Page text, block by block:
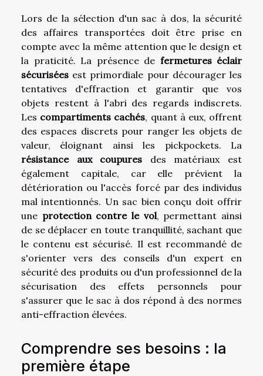
Lors de la sélection d'un sac à dos, la sécurité
des affaires transportées doit être prise en
compte avec la même attention que le design et
la praticité. La présence de fermetures éclair
sécurisées est primordiale pour décourager les
tentatives d'effraction et garantir que vos
objets restent à l'abri des regards indiscrets.
Les compartiments cachés, quant à eux, offrent
des espaces discrets pour ranger les objets de
valeur, éloignant ainsi les pickpockets. La
résistance aux coupures des matériaux est
également capitale, car elle prévient la
détérioration ou l'accès forcé par des individus
mal intentionnés. Un sac bien conçu doit offrir
une protection contre le vol, permettant ainsi
de se déplacer en toute tranquillité, sachant que
le contenu est sécurisé. Il est recommandé de
s'orienter vers des conseils d'un expert en
sécurité des produits ou d'un professionnel de la
sécurisation des effets personnels pour
s'assurer que le sac à dos répond à des normes
anti-effraction élevées.
Comprendre ses besoins : la
première étape